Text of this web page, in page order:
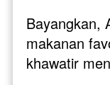
Bayangkan,
makanan
khawatir